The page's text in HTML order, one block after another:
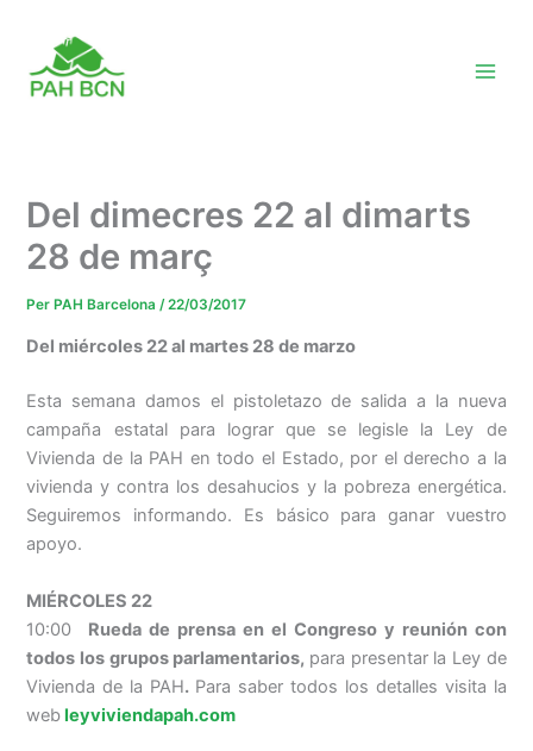
contingut
Del dimecres 22 al dimarts
28 de març
Per PAH Barcelona/22/03/2017
Del miércoles 22 al martes 28 de marzo
Esta semana damos el pistoletazo de salida a la nueva
campaña estatal para lograr que se legisle la Ley de
Vivienda de la PAH en todo el Estado, por el derecho a la
vivienda y contra los desahucios y la pobreza energética.
Seguiremos informando. Es básico para ganar vuestro
apoyo.
MIÉRCOLES 22
10:00 Rueda de prensa en el Congreso y reunión con
todos los grupos parlamentarios, para presentar la Ley de
Vivienda de la PAH. Para saber todos los detalles visita la
webleyviviendapah.com